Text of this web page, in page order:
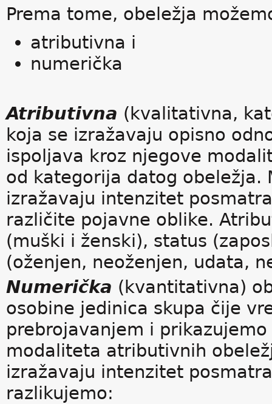
Prema tome, obeležja
atributivna i
numerička
Atributivna (kvalitativna,
koja se izražavaju opisno
ispoljava kroz njegove
od kategorija datog obeležja.
izražavaju intenzitet
različite pojavne oblike.
(muški i ženski), status
(oženjen, neoženjen, udata,
Numerička (kvantitativna)
osobine jedinica skupa čije
prebrojavanjem i
modaliteta atributivnih
izražavaju intenzitet
razlikujemo: